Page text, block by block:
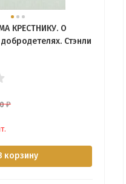
КРЕСТНИКУ. О
Стэнли
₽
корзину